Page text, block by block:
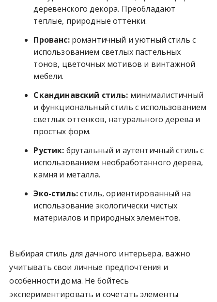
деревенского декора. Преобладают
теплые, природные оттенки.
Прованс:романтичный и уютный стиль с
использованием светлых пастельных
тонов, цветочных мотивов и винтажной
мебели.
Скандинавский стиль: минималистичный
и функциональный стиль с использованием
светлых оттенков, натурального дерева и
простых форм.
Рустик: брутальный и аутентичный стиль с
использованием необработанного дерева,
камня и металла.
Эко-стиль:стиль, ориентированный на
использование экологически чистых
материалов и природных элементов.
Выбирая стиль для дачного интерьера, важно
учитывать свои личные предпочтения и
особенности дома. Не бойтесь
экспериментировать и сочетать элементы